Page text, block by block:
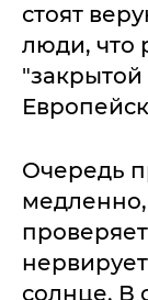
стоят
люди, что
Очередь
солнце. В